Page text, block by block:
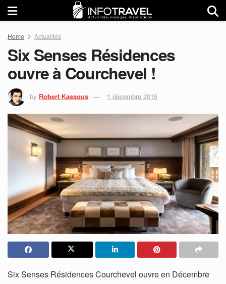
Home Actualités
Six Senses Résidences
ouvre à Courchevel !
by Robert Kassous 1 décembre 2015
Six Senses Résidences Courchevel ouvre en Décembre